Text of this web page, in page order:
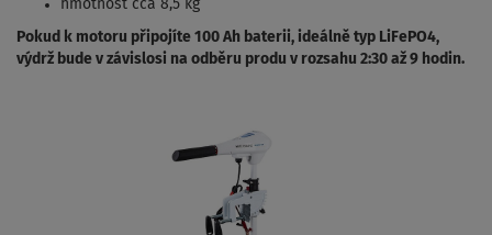
hmotnost cca 8,5 kg
Pokud k motoru připojíte 100 Ah baterii, ideálně typ LiFePO4,
výdrž bude v závislosi na odběru produ v rozsahu 2:30 až 9 hodin.